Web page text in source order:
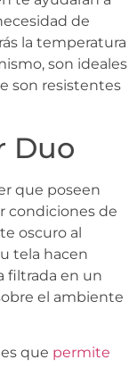
de
la temperatura
son ideales
son resistentes
Duo
que poseen
condiciones de
oscuro al
tela hacen
filtrada en un
el ambiente
que permite